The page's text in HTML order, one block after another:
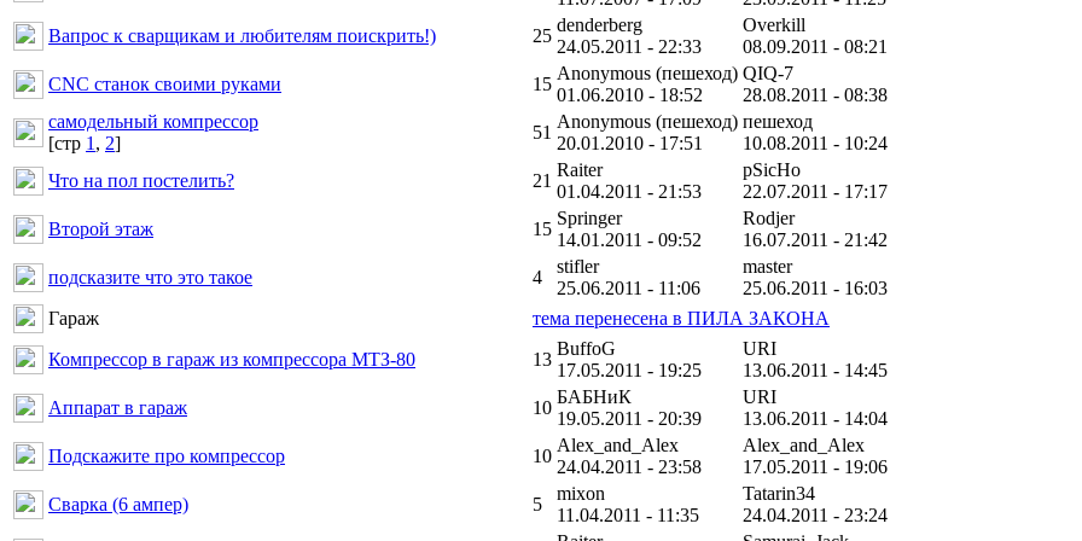
Вапрос к сварщикам и любителям поискрить!)
25
denderberg
24.05.2011 - 22:33
Overkill
08.09.2011 - 08:21
CNC станок своими руками
15
Anonymous (пешеход)
01.06.2010 - 18:52
QIQ-7
28.08.2011 - 08:38
самодельный компрессор
[cтр 1, 2]
51
Anonymous (пешеход)
20.01.2010 - 17:51
пешеход
10.08.2011 - 10:24
Что на пол постелить?
21
Raiter
01.04.2011 - 21:53
pSicHo
22.07.2011 - 17:17
Второй этаж
15
Springer
14.01.2011 - 09:52
Rodjer
16.07.2011 - 21:42
подсказите что это такое
4
stifler
25.06.2011 - 11:06
master
25.06.2011 - 16:03
Гараж
тема перенесена в ПИЛА ЗАКОНА
Компрессор в гараж из компрессора МТЗ-80
13
BuffoG
17.05.2011 - 19:25
URI
13.06.2011 - 14:45
Аппарат в гараж
10
БАБНиК
19.05.2011 - 20:39
URI
13.06.2011 - 14:04
Подскажите про компрессор
10
Alex_and_Alex
24.04.2011 - 23:58
Alex_and_Alex
17.05.2011 - 19:06
Сварка (6 ампер)
5
mixon
11.04.2011 - 11:35
Tatarin34
24.04.2011 - 23:24